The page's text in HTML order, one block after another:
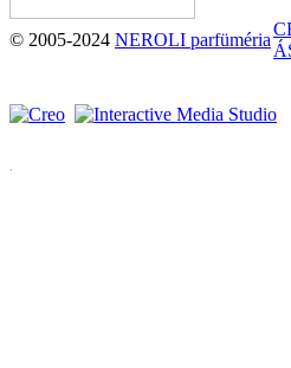
© 2005-2024 NEROLI parfüméria